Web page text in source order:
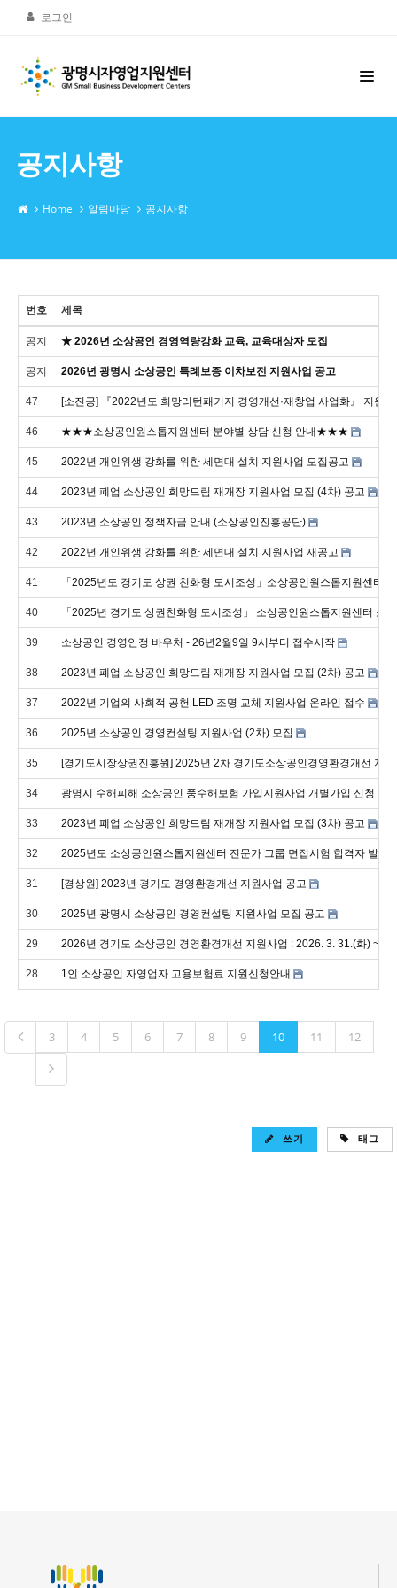
로그인
공지사항
Home 알림마당 공지사항
번호 제목
공지 ★ 2026년 소상공인 경영역량강화 교육, 교육대상자 모집
공지 2026년 광명시 소상공인 특례보증 이차보전 지원사업 공고
47 [소진공] 『2022년도 희망리턴패키지 경영개선·재창업 사업화』 지원
46 ★★★소상공인원스톱지원센터 분야별 상담 신청 안내★★★
45 2022년 개인위생 강화를 위한 세면대 설치 지원사업 모집공고
44 2023년 폐업 소상공인 희망드림 재개장 지원사업 모집 (4차) 공고
43 2023년 소상공인 정책자금 안내 (소상공인진흥공단)
42 2022년 개인위생 강화를 위한 세면대 설치 지원사업 재공고
41 「2025년도 경기도 상권 친화형 도시조성」소상공인원스톱지원센터
40 「2025년 경기도 상권친화형 도시조성」 소상공인원스톱지원센터 소
39 소상공인 경영안정 바우처 - 26년2월9일 9시부터 접수시작
38 2023년 폐업 소상공인 희망드림 재개장 지원사업 모집 (2차) 공고
37 2022년 기업의 사회적 공헌 LED 조명 교체 지원사업 온라인 접수
36 2025년 소상공인 경영컨설팅 지원사업 (2차) 모집
35 [경기도시장상권진흥원] 2025년 2차 경기도소상공인경영환경개선 지
34 광명시 수해피해 소상공인 풍수해보험 가입지원사업 개별가입 신청 안
33 2023년 폐업 소상공인 희망드림 재개장 지원사업 모집 (3차) 공고
32 2025년도 소상공인원스톱지원센터 전문가 그룹 면접시험 합격자 발표
31 [경상원] 2023년 경기도 경영환경개선 지원사업 공고
30 2025년 광명시 소상공인 경영컨설팅 지원사업 모집 공고
29 2026년 경기도 소상공인 경영환경개선 지원사업 : 2026. 3. 31.(화) ~
28 1인 소상공인 자영업자 고용보험료 지원신청안내
3 4 5 6 7 8 9 10 11 12
쓰기 태그